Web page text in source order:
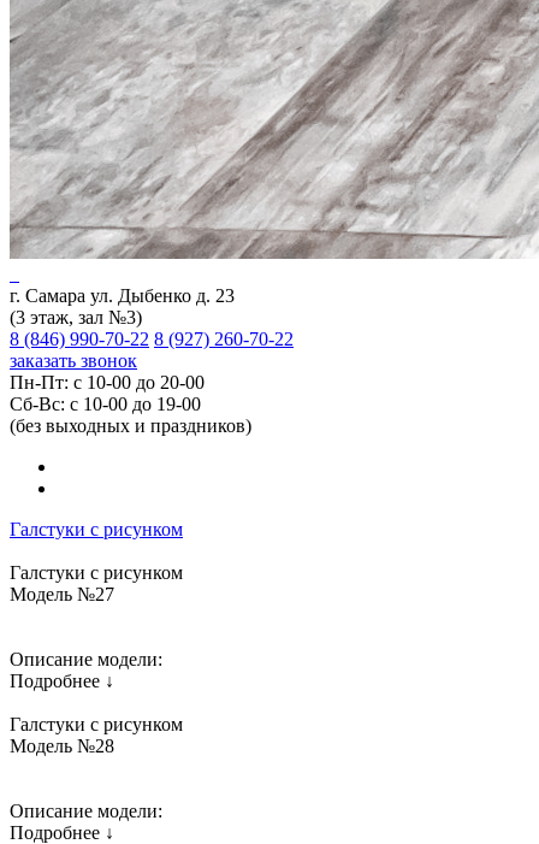
г. Самара ул. Дыбенко д. 23
(3 этаж, зал №3)
8 (846) 990-70-22 8 (927) 260-70-22
заказать звонок
Пн-Пт: с 10-00 до 20-00
Сб-Вс: с 10-00 до 19-00
(без выходных и праздников)
Галстуки с рисунком
Галстуки с рисунком
Модель №27
Описание модели:
Подробнее ↓
Галстуки с рисунком
Модель №28
Описание модели:
Подробнее ↓